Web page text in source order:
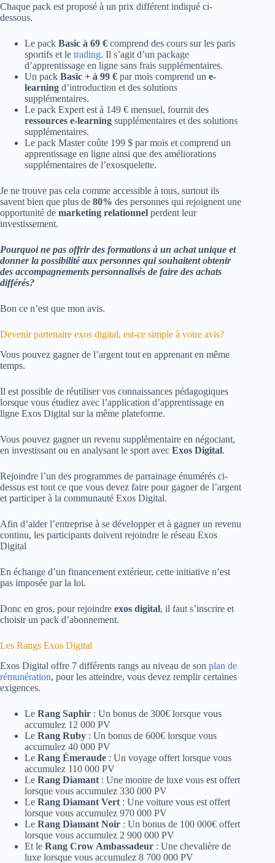
Chaque pack est proposé à un prix différent indiqué ci-
dessous.
Le pack Basic à 69 € comprend des cours sur les paris
sportifs et le trading. Il s’agit d’un package
d’apprentissage en ligne sans frais supplémentaires.
Un pack Basic + à 99 € par mois comprend un e-
learning d’introduction et des solutions
supplémentaires.
Le pack Expert est à 149 € mensuel, fournit des
ressources e-learning supplémentaires et des solutions
supplémentaires.
Le pack Master coûte 199 $ par mois et comprend un
apprentissage en ligne ainsi que des améliorations
supplémentaires de l’exosquelette.
Je ne trouve pas cela comme accessible à tous, surtout ils
savent bien que plus de 80% des personnes qui rejoignent une
opportunité de marketing relationnel perdent leur
investissement.
Pourquoi ne pas offrir des formations à un achat unique et
donner la possibilité aux personnes qui souhaitent obtenir
des accompagnements personnalisés de faire des achats
différés?
Bon ce n’est que mon avis.
Devenir partenaire exos digital, est-ce simple à votre avis?
Vous pouvez gagner de l’argent tout en apprenant en même
temps.
Il est possible de réutiliser vos connaissances pédagogiques
lorsque vous étudiez avec l’application d’apprentissage en
ligne Exos Digital sur la même plateforme.
Vous pouvez gagner un revenu supplémentaire en négociant,
en investissant ou en analysant le sport avec Exos Digital.
Rejoindre l’un des programmes de parrainage énumérés ci-
dessus est tout ce que vous devez faire pour gagner de l’argent
et participer à la communauté Exos Digital.
Afin d’aider l’entreprise à se développer et à gagner un revenu
continu, les participants doivent rejoindre le réseau Exos
Digital
En échange d’un financement extérieur, cette initiative n’est
pas imposée par la loi.
Donc en gros, pour rejoindre exos digital, il faut s’inscrire et
choisir un pack d’abonnement.
Les Rangs Exos Digital
Exos Digital offre 7 différents rangs au niveau de son plan de
rémunération, pour les atteindre, vous devez remplir certaines
exigences.
Le Rang Saphir : Un bonus de 300€ lorsque vous
accumulez 12 000 PV
Le Rang Ruby : Un bonus de 600€ lorsque vous
accumulez 40 000 PV
Le Rang Émeraude : Un voyage offert lorsque vous
accumulez 110 000 PV
Le Rang Diamant : Une montre de luxe vous est offert
lorsque vous accumulez 330 000 PV
Le Rang Diamant Vert : Une voiture vous est offert
lorsque vous accumulez 970 000 PV
Le Rang Diamant Noir : Un bonus de 100 000€ offert
lorsque vous accumulez 2 900 000 PV
Et le Rang Crow Ambassadeur : Une chevalière de
luxe lorsque vous accumulez 8 700 000 PV